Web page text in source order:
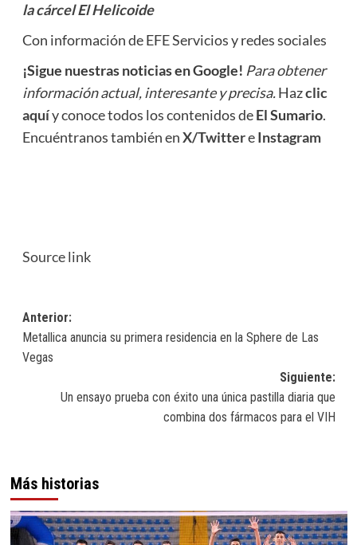
la cárcel El Helicoide
Con información de EFE Servicios y redes sociales
¡Sigue nuestras noticias en Google! Para obtener
información actual, interesante y precisa.Hazclic
aquíy conoce todos los contenidos deEl Sumario.
Encuéntranos también enX/TwittereInstagram
Source link
Navegación
de
entradas
Anterior:
Metallica anuncia su primera residencia en la Sphere de Las
Vegas
Siguiente:
Un ensayo prueba con éxito una única pastilla diaria que
combina dos fármacos para el VIH
Más historias